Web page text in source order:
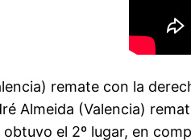
remate con la
Almeida (Valencia)
el 2º lugar, en